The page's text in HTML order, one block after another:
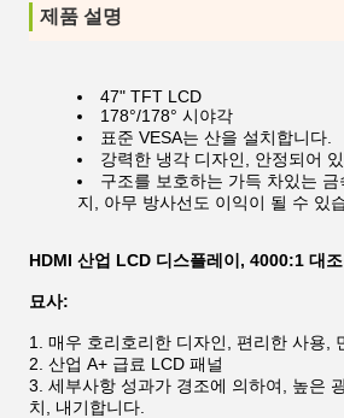
제품 설명
47" TFT LCD
178°/178° 시야각
표준 VESA는 산을 설치합니다.
강력한 냉각 디자인, 안정되어
구조를 보호하는 가득 차있는
지, 아무 방사선도 이익이 될 수 있
HDMI 산업 LCD 디스플레이, 4000:1 대
묘사:
매우 호리호리한 디자인, 편리한 사용,
산업 A+ 급료 LCD 패널
세부사항 성과가 경조에 의하여, 높은
치, 내기합니다.